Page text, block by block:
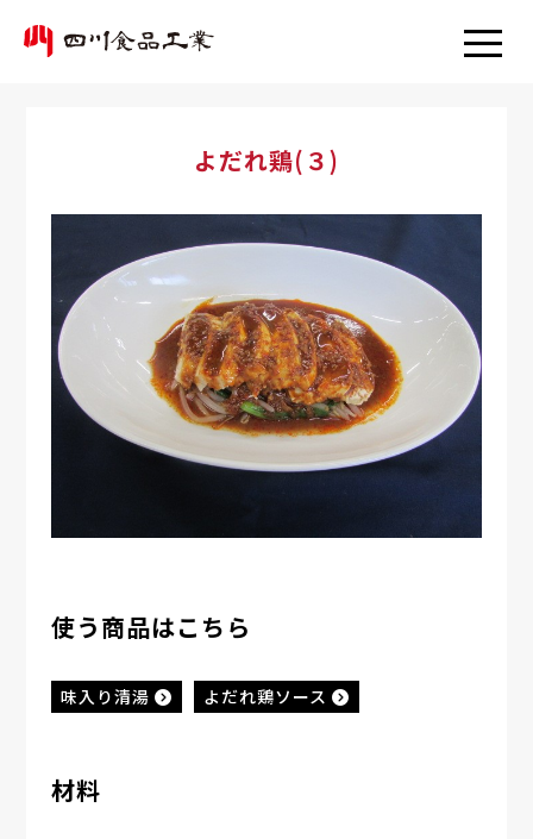
よだれ鶏(３)
使う商品はこちら
味入り清湯 よだれ鶏ソース
材料